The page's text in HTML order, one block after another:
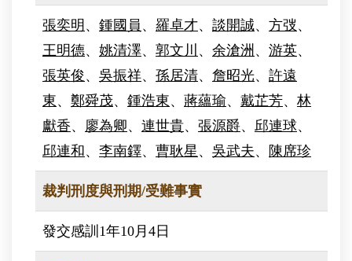
張奕明 、 鍾國員 、 羅卓才、 談開誠、 方弢 、
王明德、 姚清澤、 郭文川 、 余滄洲 、 游英、
張英俊、 吳振祥、 孫居清、 詹昭光、 許遠
東、 鄭舜茂、 鍾浩東、 蔣蘊瑜、 戴芷芳、 林
獻香、 廖為卿、 連世貴、 張源爵、 邱連球、
邱連和 、 李南鐸、 曹耿星 、 吳武夫、 陳席珍
裁判刑度與刑期/受難事實
發交感訓1年10月4日